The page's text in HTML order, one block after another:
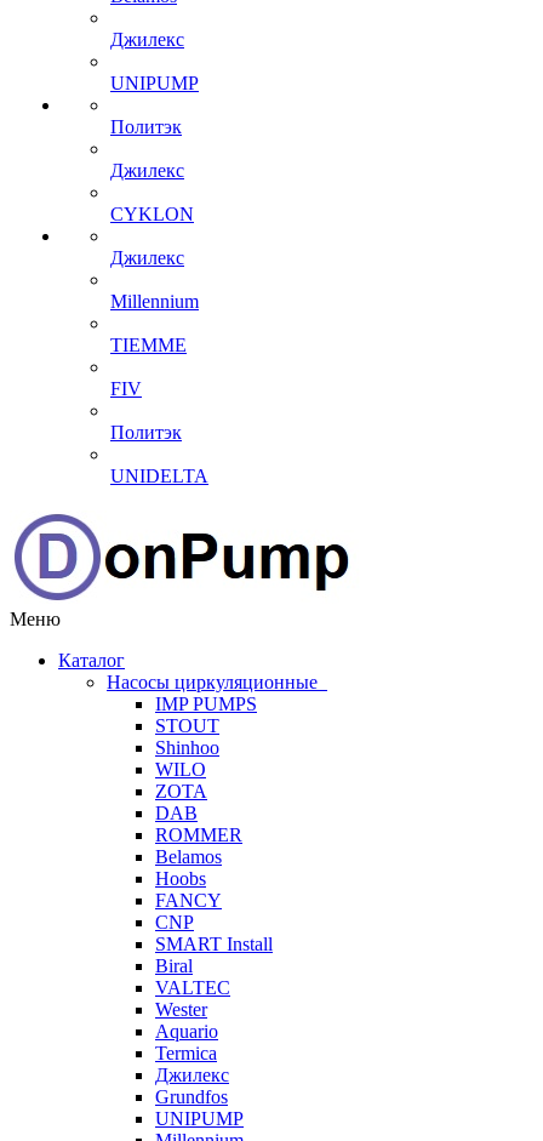
Джилекс
UNIPUMP
Политэк
Джилекс
CYKLON
Джилекс
Millennium
TIEMME
FIV
Политэк
UNIDELTA
Меню
Каталог
Насосы циркуляционные
IMP PUMPS
STOUT
Shinhoo
WILO
ZOTA
DAB
ROMMER
Belamos
Hoobs
FANCY
CNP
SMART Install
Biral
VALTEC
Wester
Aquario
Termica
Джилекс
Grundfos
UNIPUMP